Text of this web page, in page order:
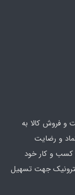
و فروش کالا به
و رضایت
کسب و کار خود
جهت تسهیل